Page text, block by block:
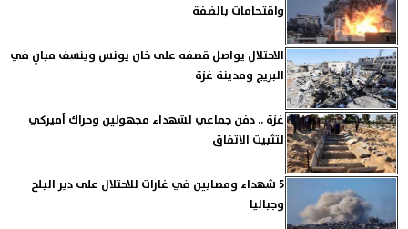
واقتحامات بالضفة
الاحتلال يواصل قصفه على خان يونس وينسف مبانٍ في
البريج ومدينة غزة
غزة .. دفن جماعي لشهداء مجهولين وحراك أميركي
لتثبيت الاتفاق
5 شهداء ومصابين في غارات للاحتلال على دير البلح
وجباليا